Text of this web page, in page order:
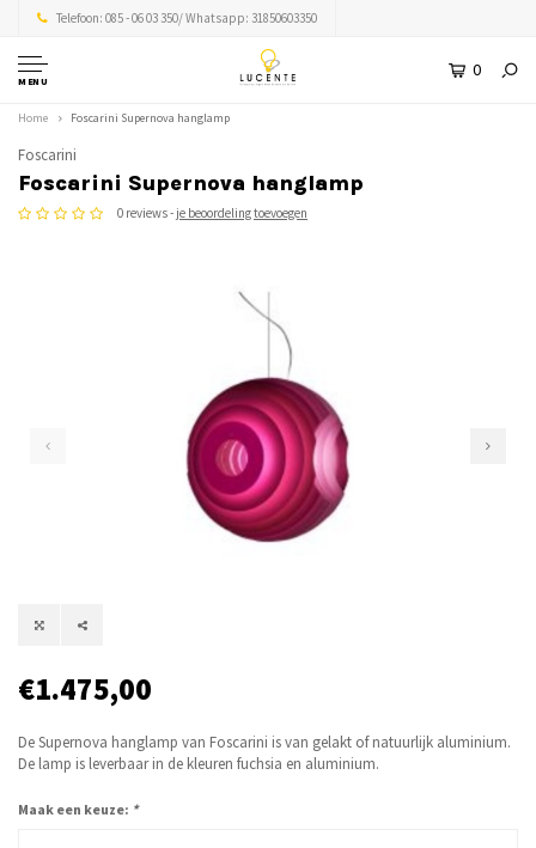
Telefoon: 085 - 06 03 350/ Whatsapp: 31850603350
MENU
0
Home Foscarini Supernova hanglamp
Foscarini
Foscarini Supernova hanglamp
0 reviews - je beoordeling toevoegen
€1.475,00
De Supernova hanglamp van Foscarini is van gelakt of natuurlijk aluminium.
De lamp is leverbaar in de kleuren fuchsia en aluminium.
Maak een keuze: *